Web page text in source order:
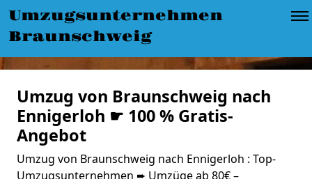
Umzugsunternehmen
Braunschweig
Umzug von Braunschweig nach
Ennigerloh ☛ 100 % Gratis-
Angebot
Umzug von Braunschweig nach Ennigerloh : Top-
Umzugsunternehmen ➨ Umzüge ab 80€ –